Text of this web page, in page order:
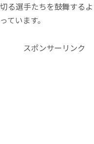
る選手たちを鼓舞する
ています。
スポンサーリンク